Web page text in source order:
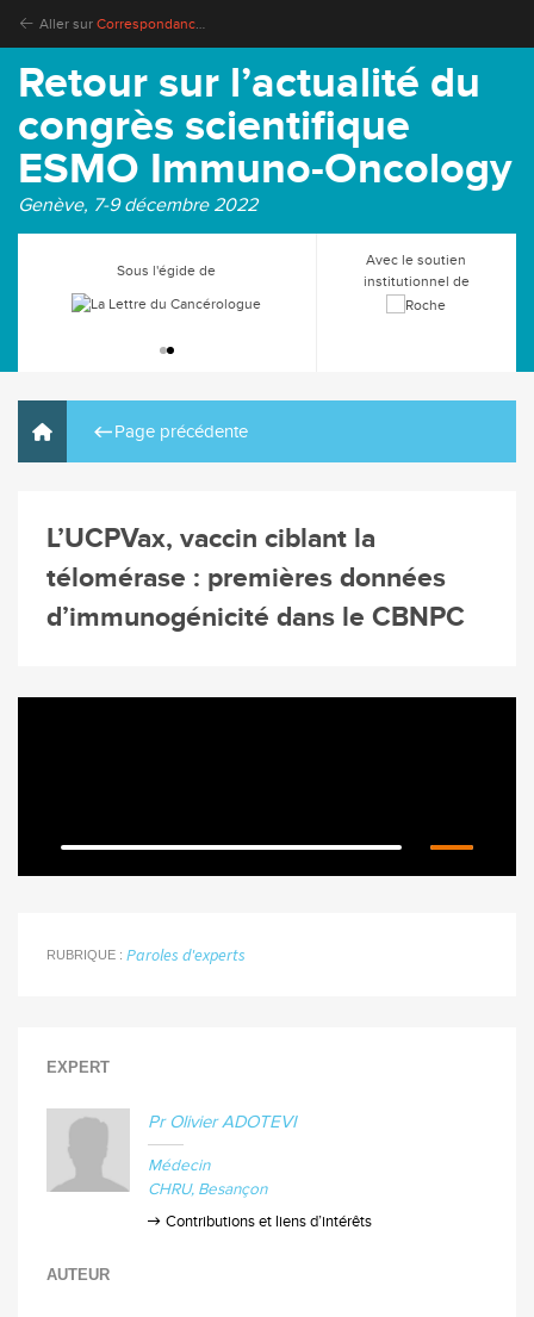
Aller sur Correspondances en Onco-Thoracique
Retour sur l’actualité du
congrès scientifique
ESMO Immuno-Oncology
Genève, 7-9 décembre 2022
Sous l'égide de
Avec le soutien
institutionnel de
Page précédente
L’UCPVax, vaccin ciblant la
télomérase : premières données
d’immunogénicité dans le CBNPC
RUBRIQUE Paroles d'experts
EXPERT
Pr Olivier ADOTEVI
Médecin
CHRU Besançon
Contributions et liens d’intérêts
AUTEUR